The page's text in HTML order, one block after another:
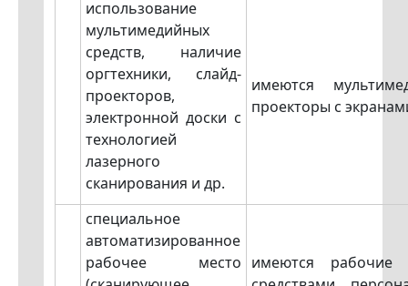
использование
мультимедийных
средств, наличие
оргтехники, слайд-
проекторов,
электронной доски с
технологией
лазерного
сканирования и др.
имеются
проекторы с
специальное
автоматизированное
рабочее место имеются рабочие